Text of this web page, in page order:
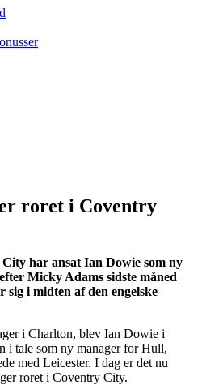
roret i Coventry
har ansat Ian Dowie som ny
Micky Adams sidste måned
i midten af den engelske
i Charlton, blev Ian Dowie i
i tale som ny manager for Hull,
med Leicester. I dag er det nu
roret i Coventry City.